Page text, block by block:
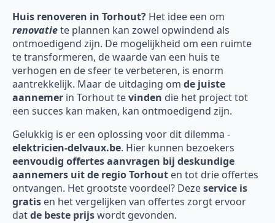
Huis renoveren in Torhout? Het idee een om
renovatiete plannen kan zowel opwindend als
ontmoedigend zijn. De mogelijkheid om een ruimte
te transformeren, de waarde van een huis te
verhogen en de sfeer te verbeteren, is enorm
aantrekkelijk. Maar de uitdaging om de juiste
aannemer in Torhout tevinden die het project tot
een succes kan maken, kan ontmoedigend zijn.
Gelukkig is er een oplossing voor dit dilemma -
elektricien-delvaux.be. Hier kunnen bezoekers
eenvoudig offertes aanvragen bij deskundige
aannemers uit de regio Torhout en tot drie offertes
ontvangen. Het grootste voordeel? Dezeservice is
gratis en het vergelijken van offertes zorgt ervoor
datde beste prijswordt gevonden.